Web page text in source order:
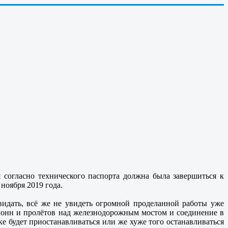
технического паспорта должна была завершиться к
2019 года.
всё же не увидеть огромной проделанной работы уже
и пролётов над железнодорожным мостом и соединение в
приостанавливаться или же хуже того останавливаться